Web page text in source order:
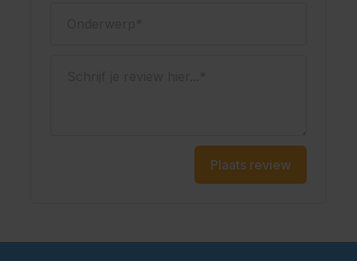
Plaats review